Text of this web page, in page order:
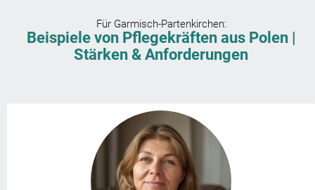
Für Garmisch-Partenkirchen:
Beispiele von Pflegekräften aus Polen |
Stärken & Anforderungen